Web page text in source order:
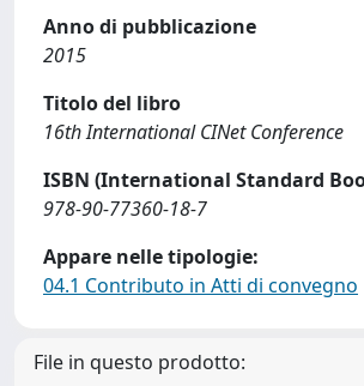
Anno di pubblicazione
2015
Titolo del libro
16th International CINet Conference
ISBN (International Standard
978-90-77360-18-7
Appare nelle tipologie:
04.1 Contributo in Atti di convegno
File in questo prodotto: